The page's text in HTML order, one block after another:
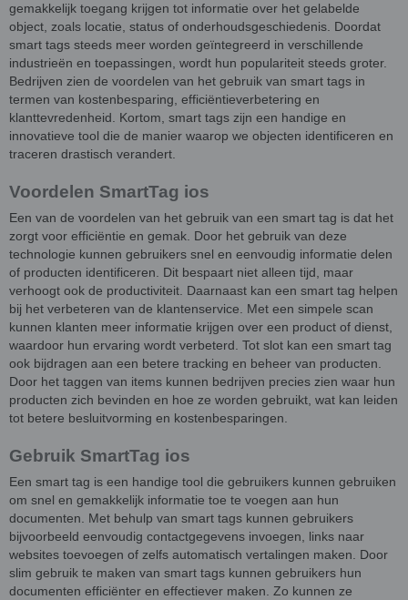
gemakkelijk toegang krijgen tot informatie over het gelabelde
object, zoals locatie, status of onderhoudsgeschiedenis. Doordat
smart tags steeds meer worden geïntegreerd in verschillende
industrieën en toepassingen, wordt hun populariteit steeds groter.
Bedrijven zien de voordelen van het gebruik van smart tags in
termen van kostenbesparing, efficiëntieverbetering en
klanttevredenheid. Kortom, smart tags zijn een handige en
innovatieve tool die de manier waarop we objecten identificeren en
traceren drastisch verandert.
Voordelen SmartTag ios
Een van de voordelen van het gebruik van een smart tag is dat het
zorgt voor efficiëntie en gemak. Door het gebruik van deze
technologie kunnen gebruikers snel en eenvoudig informatie delen
of producten identificeren. Dit bespaart niet alleen tijd, maar
verhoogt ook de productiviteit. Daarnaast kan een smart tag helpen
bij het verbeteren van de klantenservice. Met een simpele scan
kunnen klanten meer informatie krijgen over een product of dienst,
waardoor hun ervaring wordt verbeterd. Tot slot kan een smart tag
ook bijdragen aan een betere tracking en beheer van producten.
Door het taggen van items kunnen bedrijven precies zien waar hun
producten zich bevinden en hoe ze worden gebruikt, wat kan leiden
tot betere besluitvorming en kostenbesparingen.
Gebruik SmartTag ios
Een smart tag is een handige tool die gebruikers kunnen gebruiken
om snel en gemakkelijk informatie toe te voegen aan hun
documenten. Met behulp van smart tags kunnen gebruikers
bijvoorbeeld eenvoudig contactgegevens invoegen, links naar
websites toevoegen of zelfs automatisch vertalingen maken. Door
slim gebruik te maken van smart tags kunnen gebruikers hun
documenten efficiënter en effectiever maken. Zo kunnen ze